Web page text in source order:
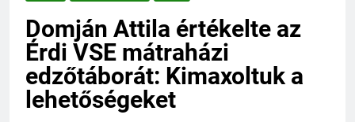
Domján Attila értékelte az
Érdi VSE mátraházi
edzőtáborát: Kimaxoltuk a
lehetőségeket